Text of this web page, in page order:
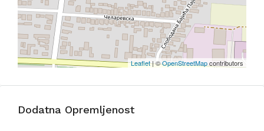
Leaflet| ©OpenStreetMapcontributors
Dodatna Opremljenost